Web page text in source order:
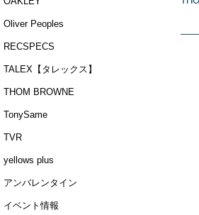
Oliver Peoples
RECSPECS
TALEX【タレックス】
THOM BROWNE
TonySame
TVR
yellows plus
アンバレンタイン
イベント情報